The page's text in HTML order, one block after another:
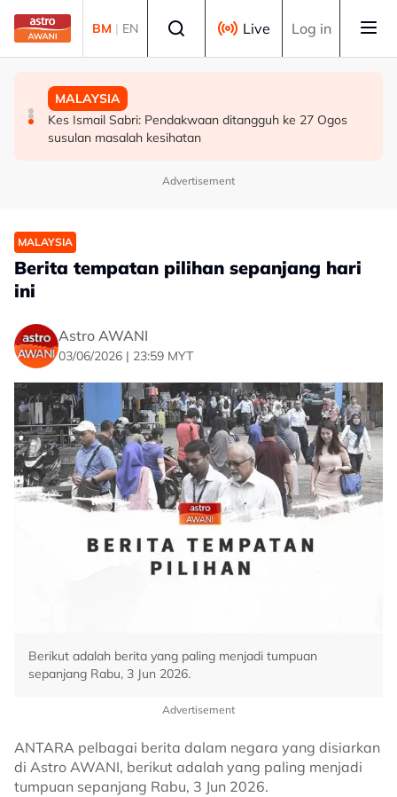
Skip to main content
BM | EN Live Log in
BISNES
Bursa Malaysia dibuka rendah, menjejaki penyusutan
semalaman Wall Street
MALAYSIA
Bekas Ketua Hakim Negara Tun Mohamed Eusoff Chin
meninggal dunia pada usia 91 tahun
MALAYSIA
Kes Ismail Sabri: Pendakwaan ditangguh ke 27 Ogos
susulan masalah kesihatan
Advertisement
MALAYSIA
Berita tempatan pilihan sepanjang hari
ini
Astro AWANI
03/06/2026 | 23:59 MYT
Berikut adalah berita yang paling menjadi tumpuan
sepanjang Rabu, 3 Jun 2026.
Advertisement
ANTARA pelbagai berita dalam negara yang disiarkan
di Astro AWANI, berikut adalah yang paling menjadi
tumpuan sepanjang Rabu, 3 Jun 2026.